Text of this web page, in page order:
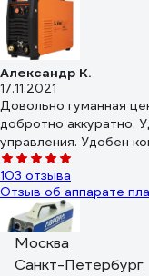
Александр К.
17.11.2021
Довольно гуманная
добротно аккуратно.
управления. Удобен
надежный.
расходные материалы.
заменить, можно
необходимости.
103 отзыва
Отзыв об аппарате
Москва
Санкт-Петербург